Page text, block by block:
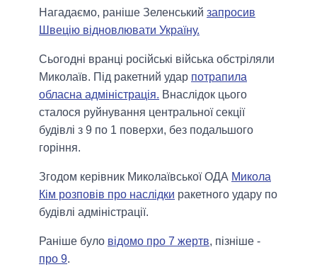
Нагадаємо, раніше Зеленський запросив
Швецію відновлювати Україну.
Сьогодні вранці російські війська обстріляли
Миколаїв. Під ракетний удар потрапила
обласна адміністрація. Внаслідок цього
сталося руйнування центральної секції
будівлі з 9 по 1 поверхи, без подальшого
горіння.
Згодом керівник Миколаївської ОДА Микола
Кім розповів про наслідки ракетного удару по
будівлі адміністрації.
Раніше було відомо про 7 жертв, пізніше -
про 9.